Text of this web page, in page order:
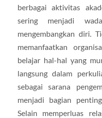
berbagai aktivitas
sering menjadi
mengembangkan diri.
memanfaatkan
belajar hal-hal yang
langsung dalam
sebagai sarana
menjadi bagian
Selain memperluas